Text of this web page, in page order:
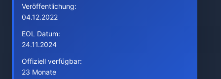
Veröffentlichung:
04.12.2022
EOL Datum:
24.11.2024
Offiziell verfügbar:
23 Monate